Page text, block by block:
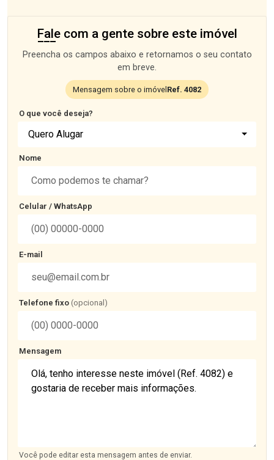
Fale com a gente sobre este imóvel
Preencha os campos abaixo e retornamos o seu contato
em breve.
Mensagem sobre o imóvelRef. 4082
O que você deseja?
Quero Alugar
Nome
Celular / WhatsApp
E-mail
Telefone fixo (opcional)
Mensagem
Você pode editar esta mensagem antes de enviar.